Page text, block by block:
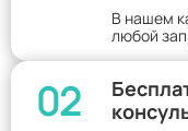
В нашем
любой
02